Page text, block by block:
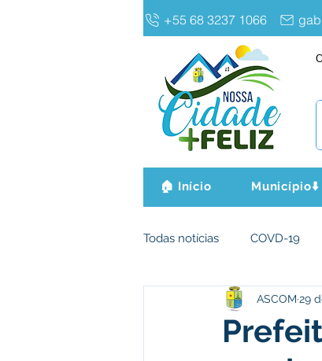
+55 68 3237 1066
🏠 Início Município⬇️
Todas notícias COVD-19
Infraestrutura e Obras
ASCOM 29